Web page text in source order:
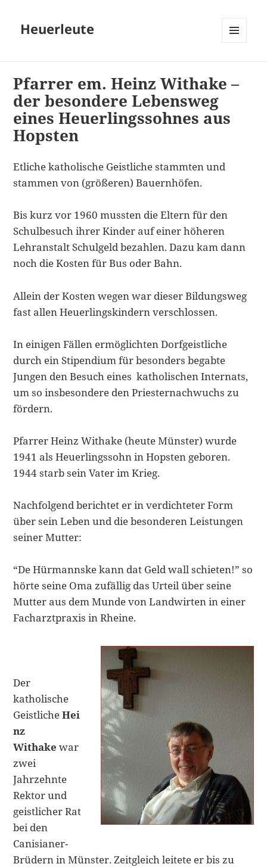
Heuerleute
Pfarrer em. Heinz Withake –
der besondere Lebensweg
eines Heuerlingssohnes aus
Hopsten
Etliche katholische Geistliche stammten und
stammen von (größeren) Bauernhöfen.
Bis kurz vor 1960 mussten die Eltern für den
Schulbesuch ihrer Kinder auf einer höheren
Lehranstalt Schulgeld bezahlen. Dazu kam dann
noch die Kosten für Bus oder Bahn.
Allein der Kosten wegen war dieser Bildungsweg
fast allen Heuerlingskindern verschlossen.
In einigen Fällen ermöglichten Dorfgeistliche
durch ein Stipendium für besonders begabte
Jungen den Besuch eines katholischen Internats,
um so insbesondere den Priesternachwuchs zu
fördern.
Pfarrer Heinz Withake (heute Münster) wurde
1941 als Heuerlingssohn in Hopsten geboren.
1944 starb sein Vater im Krieg.
Nachfolgend berichtet er in verdichteter Form
über sein Leben und die besonderen Leistungen
seiner Mutter:
“De Hürmannske kann dat Geld wall schieten!” so
hörte seine Oma zufällig das Urteil über seine
Mutter aus dem Munde von Landwirten in einer
Facharztpraxis in Rheine.
Der
katholische
GeistlicheHei
nz
Withakewar
zwei
Jahrzehnte
Rektor und
geistlicher Rat
bei den
Canisianer-
Brüdern in Münster. Zeitgleich leitete er bis zu